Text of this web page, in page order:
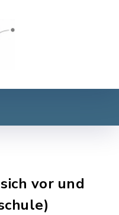
vor und